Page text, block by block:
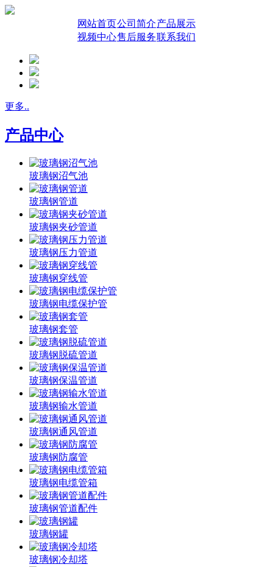
网站首页公司简介产品展示
视频中心售后服务联系我们
更多..
产品中心
玻璃钢沼气池
玻璃钢管道
玻璃钢夹砂管道
玻璃钢压力管道
玻璃钢穿线管
玻璃钢电缆保护管
玻璃钢套管
玻璃钢脱硫管道
玻璃钢保温管道
玻璃钢输水管道
玻璃钢通风管道
玻璃钢防腐管
玻璃钢电缆管箱
玻璃钢管道配件
玻璃钢罐
玻璃钢冷却塔